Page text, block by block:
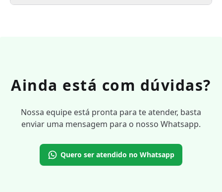
Ainda está com dúvidas?
Nossa equipe está pronta para te atender, basta
enviar uma mensagem para o nosso Whatsapp.
Quero ser atendido no Whatsapp